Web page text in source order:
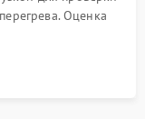
Оценка
на тестовых
и кнопок